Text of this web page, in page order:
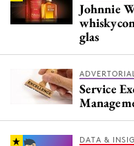
Johnnie
glas
Service
DATA &